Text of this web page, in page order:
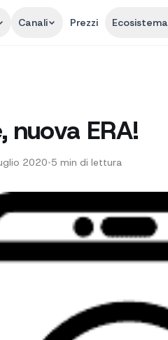
Canali Prezzi Ecosistema
nuova ERA!
2020•5 min di lettura